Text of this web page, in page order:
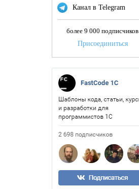
Канал в Telegram
более 9 000 подписчиков
Присоединиться